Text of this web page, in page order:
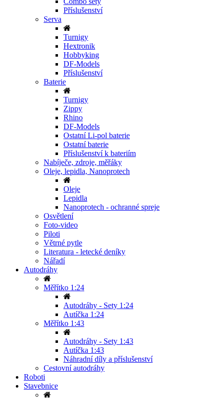
Příslušenství
Serva
Turnigy
Hextronik
Hobbyking
DF-Models
Příslušenství
Baterie
Turnigy
Zippy
Rhino
DF-Models
Ostatní Li-pol baterie
Ostatní baterie
Příslušenství k bateriím
Nabíječe, zdroje, měřáky
Oleje, lepidla, Nanoprotech
Oleje
Lepidla
Nanoprotech - ochranné spreje
Osvětlení
Foto-video
Piloti
Větrné pytle
Literatura - letecké deníky
Nářadí
Autodráhy
Měřítko 1:24
Autodráhy - Sety 1:24
Autíčka 1:24
Měřítko 1:43
Autodráhy - Sety 1:43
Autíčka 1:43
Náhradní díly a příslušenství
Cestovní autodráhy
Roboti
Stavebnice